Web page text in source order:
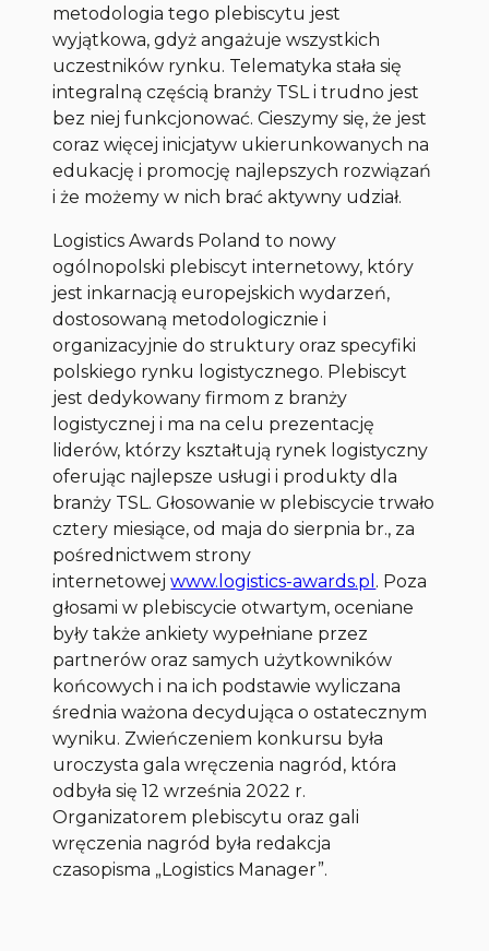
metodologia tego plebiscytu jest
wyjątkowa, gdyż angażuje wszystkich
uczestników rynku. Telematyka stała się
integralną częścią branży TSL i trudno jest
bez niej funkcjonować. Cieszymy się, że jest
coraz więcej inicjatyw ukierunkowanych na
edukację i promocję najlepszych rozwiązań
i że możemy w nich brać aktywny udział.
Logistics Awards Poland to nowy
ogólnopolski plebiscyt internetowy, który
jest inkarnacją europejskich wydarzeń,
dostosowaną metodologicznie i
organizacyjnie do struktury oraz specyfiki
polskiego rynku logistycznego. Plebiscyt
jest dedykowany firmom z branży
logistycznej i ma na celu prezentację
liderów, którzy kształtują rynek logistyczny
oferując najlepsze usługi i produkty dla
branży TSL. Głosowanie w plebiscycie trwało
cztery miesiące, od maja do sierpnia br., za
pośrednictwem strony
internetowejwww.logistics-awards.pl . Poza
głosami w plebiscycie otwartym, oceniane
były także ankiety wypełniane przez
partnerów oraz samych użytkowników
końcowych i na ich podstawie wyliczana
średnia ważona decydująca o ostatecznym
wyniku. Zwieńczeniem konkursu była
uroczysta gala wręczenia nagród, która
odbyła się 12 września 2022 r.
Organizatorem plebiscytu oraz gali
wręczenia nagród była redakcja
czasopisma „Logistics Manager”.